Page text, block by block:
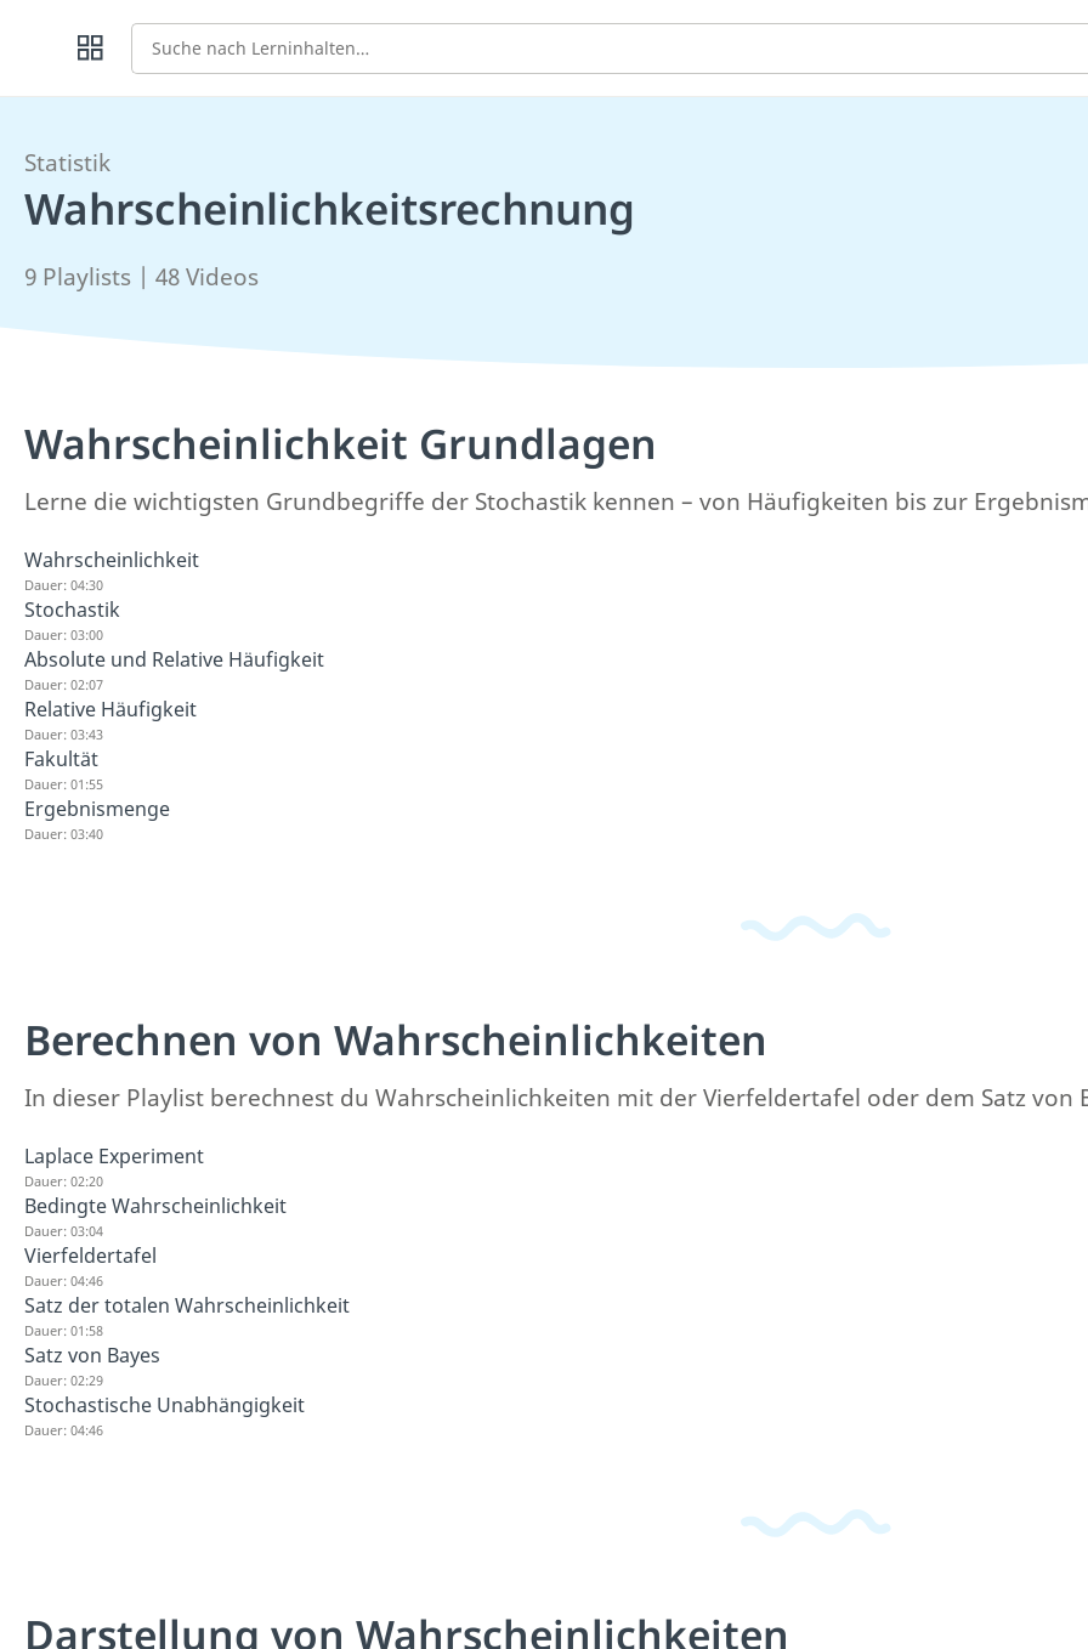
Suche
Statistik
Wahrscheinlichkeitsrechnung
9 Playlists | 48 Videos
Wahrscheinlichkeit Grundlagen
Lerne die wichtigsten Grundbegriffe der Stochastik kennen – von Häufigkeiten bis zur
Wahrscheinlichkeit
Dauer: 04:30
Stochastik
Dauer: 03:00
Absolute und Relative Häufigkeit
Dauer: 02:07
Relative Häufigkeit
Dauer: 03:43
Fakultät
Dauer: 01:55
Ergebnismenge
Dauer: 03:40
Berechnen von Wahrscheinlichkeiten
In dieser Playlist berechnest du Wahrscheinlichkeiten mit der Vierfeldertafel oder dem Satz von
Laplace Experiment
Dauer: 02:20
Bedingte Wahrscheinlichkeit
Dauer: 03:04
Vierfeldertafel
Dauer: 04:46
Satz der totalen Wahrscheinlichkeit
Dauer: 01:58
Satz von Bayes
Dauer: 02:29
Stochastische Unabhängigkeit
Dauer: 04:46
Darstellung von Wahrscheinlichkeiten